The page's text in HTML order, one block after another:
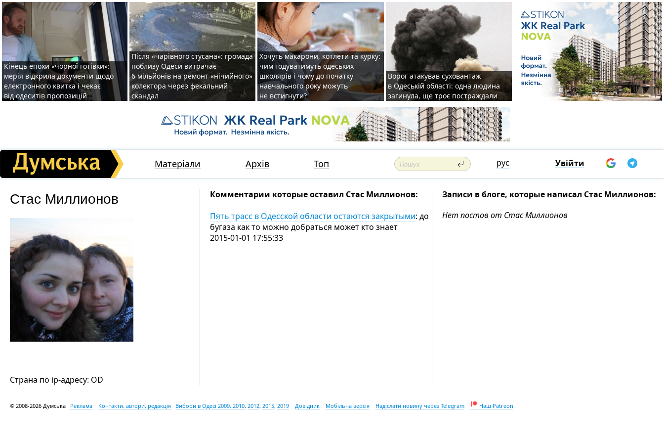
Кінець епохи «чорної готівки»:
мерія відкрила документи щодо
електронного квитка і чекає
від одеситів пропозицій
Після «чарівного стусана»: громада
поблизу Одеси витрачає
6 мільйонів на ремонт «нічийного»
колектора через фекальний
скандал
Хочуть макарони, котлети та курку:
чим годуватимуть одеських
школярів і чому до початку
навчального року можуть
не встигнути?
Ворог атакував суховантаж
в Одеській області: одна людина
загинула, ще троє постраждали
Матеріали Архів Топ рус Увійти
Стас Миллионов
Страна по ip-адресу: OD
Комментарии которые оставил Стас Миллионов:
Пять трасс в Одесской области остаются закрытыми: до
бугаза как то можно добраться может кто знает
2015-01-01 17:55:33
Записи в блоге, которые написал Стас Миллионов:
Нет постов от Стас Миллионов
© 2008-2026 Думська Реклама Контакти, автори, редакція Вибори в Одесі 2009, 2010, 2012, 2015, 2019 Довідник Мобільна версія Надіслати новину через Telegram Наш Patreon